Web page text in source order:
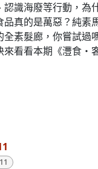
認識海廢等行動，為
品真的是萬惡？純素
全素髮廊，你嘗試過
來看看本期《灃食‧